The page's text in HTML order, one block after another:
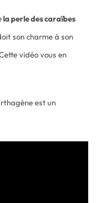
la perle des caraïbes
son charme à son
vidéo vous en
est un